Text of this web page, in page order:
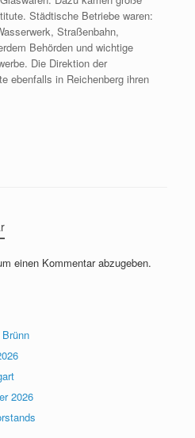
Städtische Betriebe waren:
Straßenbahn,
Behörden und wichtige
Die Direktion der
ebenfalls in Reichenberg ihren
einen Kommentar abzugeben.
2026